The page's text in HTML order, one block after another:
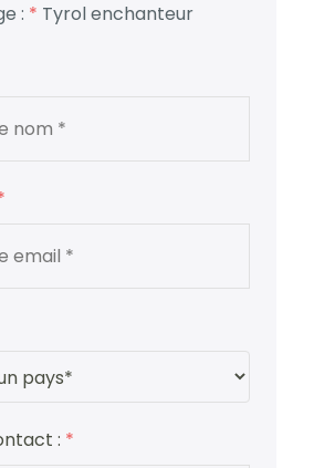
: * Tyrol enchanteur
: *